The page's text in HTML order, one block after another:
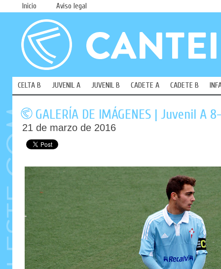
Inicio Aviso legal
CELTA B JUVENIL A JUVENIL B CADETE A CADETE B
GALERÍA DE IMÁGENES | Juvenil A
21 de marzo de 2016